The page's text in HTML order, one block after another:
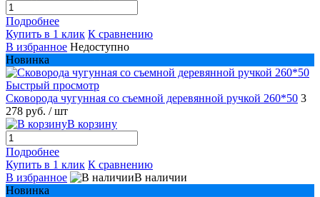
Подробнее
Купить в 1 клик К сравнению
В избранное Недоступно
Новинка
Быстрый просмотр
Сковорода чугунная со съемной деревянной ручкой 260*50 3
278 руб. / шт
В корзину
Подробнее
Купить в 1 клик К сравнению
В избранное
В наличии
Новинка